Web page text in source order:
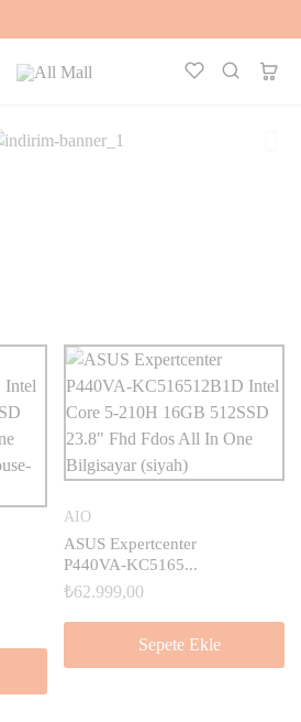
AIO
ASUS Expertcenter
P440VA-KC5165...
₺62.999,00
Sepete Ekle